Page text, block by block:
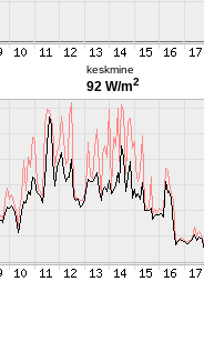
keskmine
92 W/m2